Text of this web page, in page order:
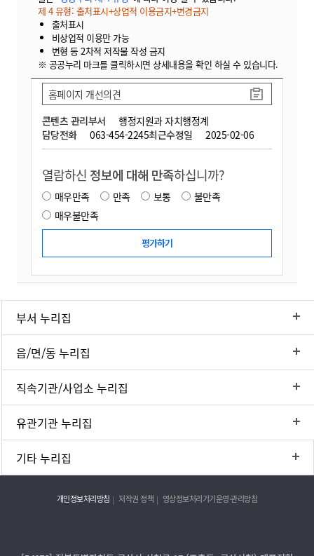
제 4 유형: 출처표시+상업적 이용금지+변경금지
출처표시
비상업적 이용만 가능
변형 등 2차적 저작물 작성 금지
※ 공공누리 마크를 클릭하시면 상세내용을 확인 하실 수 있습니다.
콘텐츠 관리부서
행정지원과 자치행정계
담당전화
063-454-2245최근수정일 2025-02-06
홈페이지 개선의견
열람하신 정보에 대해 만족하십니까?
매우만족 만족 보통
불만족
매우불만족
부서 누리집
읍/면/동 누리집
직속기관/사업소 누리집
유관기관 누리집
기타 누리집
개인정보처리방침 저작권 정책 영상정보처리기기운영·관리방침